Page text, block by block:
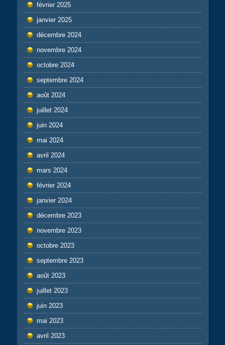
février 2025
janvier 2025
décembre 2024
novembre 2024
octobre 2024
septembre 2024
août 2024
juillet 2024
juin 2024
mai 2024
avril 2024
mars 2024
février 2024
janvier 2024
décembre 2023
novembre 2023
octobre 2023
septembre 2023
août 2023
juillet 2023
juin 2023
mai 2023
avril 2023